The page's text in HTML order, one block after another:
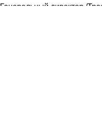
Генеральный директор /